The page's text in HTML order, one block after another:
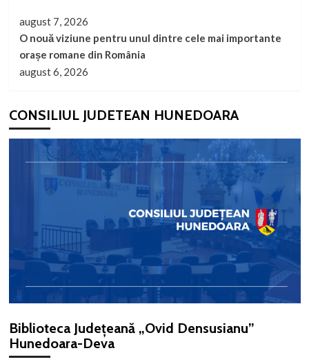
august 7, 2026
O nouă viziune pentru unul dintre cele mai importante
orașe romane din România
august 6, 2026
CONSILIUL JUDETEAN HUNEDOARA
Biblioteca Județeană „Ovid Densusianu”
Hunedoara-Deva